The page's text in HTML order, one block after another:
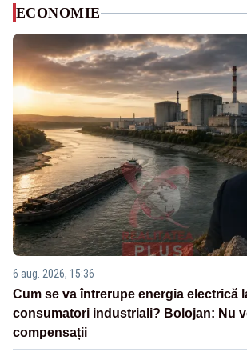
ECONOMIE
6 aug. 2026, 15:36
Cum se va întrerupe energia electrică
consumatori industriali? Bolojan: Nu
compensații